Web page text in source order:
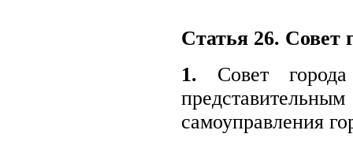
Статья 26. Совет
1. Совет города
самоуправления